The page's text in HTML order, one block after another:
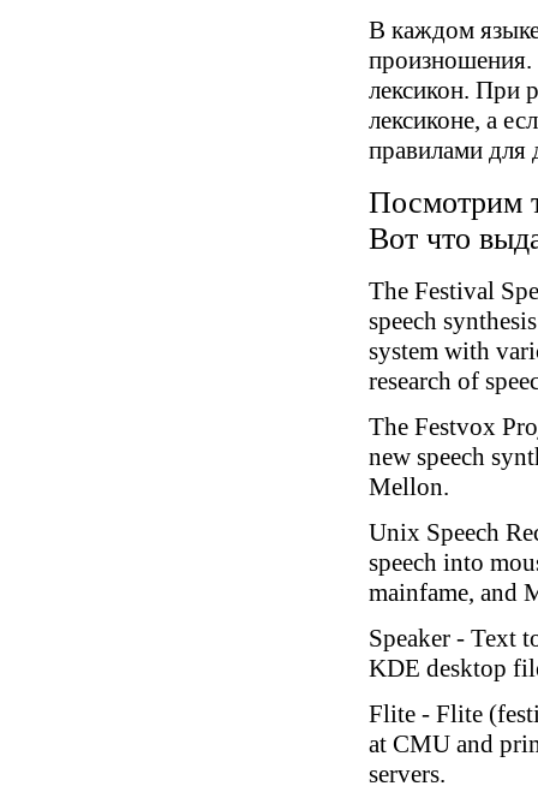
В каждом
произношения.
лексикон. При
лексиконе, а
правилами для
Посмотрим
Вот что
The Festival
speech
system with
research of
The Festvox
new speech
Mellon.
Unix Speech
speech into
mainfame, and
Speaker - Text
KDE desktop
Flite - Flite
at CMU and
servers.